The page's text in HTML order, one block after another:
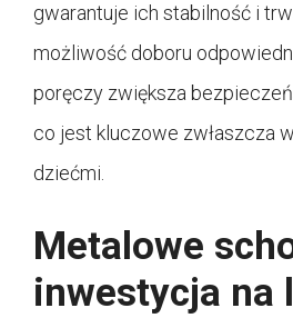
gwarantuje ich stabilność i
możliwość doboru
poręczy zwiększa
co jest kluczowe zwłaszcza
dziećmi.
Metalowe
inwestycja na